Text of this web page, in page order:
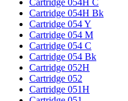
Cartridge 054H C
Cartridge 054H Bk
Cartridge 054 Y
Cartridge 054 M
Cartridge 054 C
Cartridge 054 Bk
Cartridge 052H
Cartridge 052
Cartridge 051H